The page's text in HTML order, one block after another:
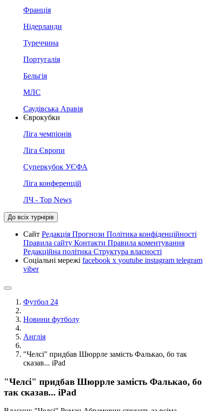
Франція
Нідерланди
Туреччина
Португалія
Бельгія
МЛС
Саудівська Аравія
Єврокубки
Ліга чемпіонів
Ліга Європи
Суперкубок УЄФА
Ліга конференцій
ЛЧ - Top News
До всіх турнірів
Сайт Редакція Прогнози Політика конфіденційності
Правила сайту Контакти Правила коментування
Редакційна політика Структура власності
Соціальні мережі facebook x youtube instagram telegram
viber
Футбол 24
Новини футболу
Англія
"Челсі" придбав Шюррле замість Фалькао, бо так
сказав... iPad
"Челсі" придбав Шюррле замість Фалькао, бо
так сказав... iPad